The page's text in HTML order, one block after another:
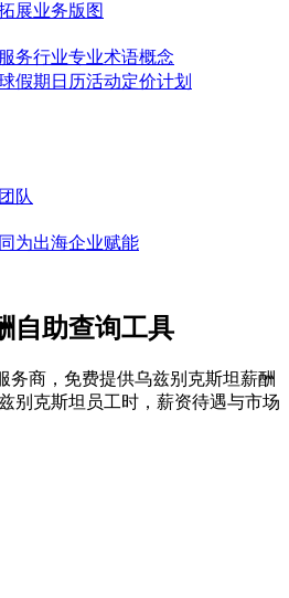
展业务版图
务行业专业术语概念
假期日历活动定价计划
队
为出海企业赋能
自助查询工具
务商，免费提供乌兹别克斯坦薪酬
别克斯坦员工时，薪资待遇与市场